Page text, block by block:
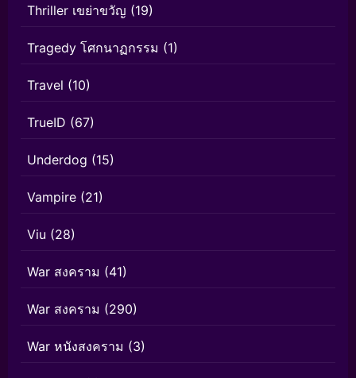
Thriller เขย่าขวัญ (19)
Tragedy โศกนาฏกรรม (1)
Travel (10)
TrueID (67)
Underdog (15)
Vampire (21)
Viu (28)
War สงคราม (41)
War สงคราม (290)
War หนังสงคราม (3)